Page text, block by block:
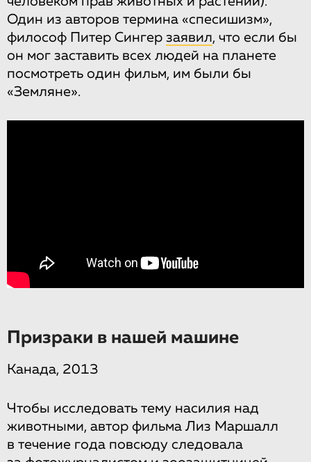
Один из авторов термина «спесишизм»,
философ Питер Сингер заявил, что если бы
он мог заставить всех людей на планете
посмотреть один фильм, им были бы
«Земляне».
Призраки в нашей машине
Канада, 2013
Чтобы исследовать тему насилия над
животными, автор фильма Лиз Маршалл
в течение года повсюду следовала